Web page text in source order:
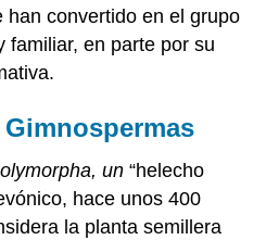
han convertido en el grupo
familiar, en parte por su
un “helecho
hace unos 400
la planta semillera